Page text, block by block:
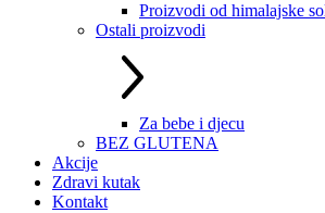
Proizvodi od himalajske
Ostali proizvodi
Za bebe i djecu
BEZ GLUTENA
Akcije
Zdravi kutak
Kontakt